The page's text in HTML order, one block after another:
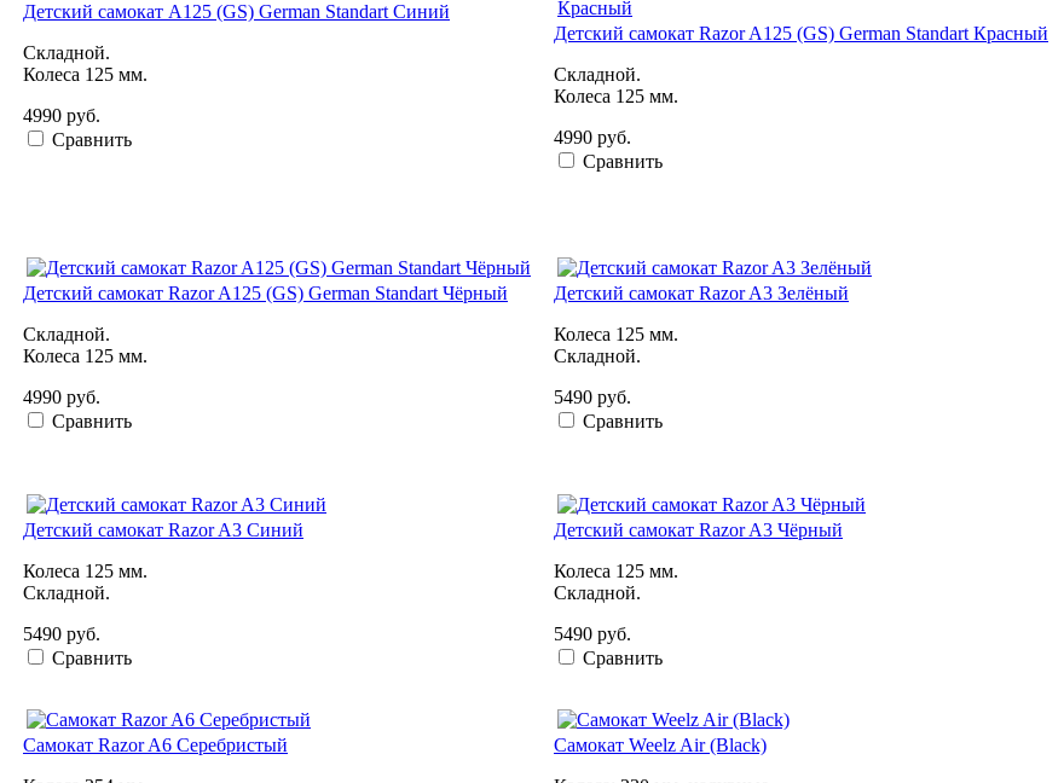
Детский самокат A125 (GS) German Standart Синий
Складной.
Колеса 125 мм.
4990 руб.
Сравнить
Детский самокат Razor A125 (GS) German Standart Красный
Складной.
Колеса 125 мм.
4990 руб.
Сравнить
Детский самокат Razor A125 (GS) German Standart Чёрный
Складной.
Колеса 125 мм.
4990 руб.
Сравнить
Детский самокат Razor A3 Зелёный
Колеса 125 мм.
Складной.
5490 руб.
Сравнить
Детский самокат Razor A3 Синий
Колеса 125 мм.
Складной.
5490 руб.
Сравнить
Детский самокат Razor A3 Чёрный
Колеса 125 мм.
Складной.
5490 руб.
Сравнить
Самокат Razor A6 Серебристый
Самокат Weelz Air (Black)